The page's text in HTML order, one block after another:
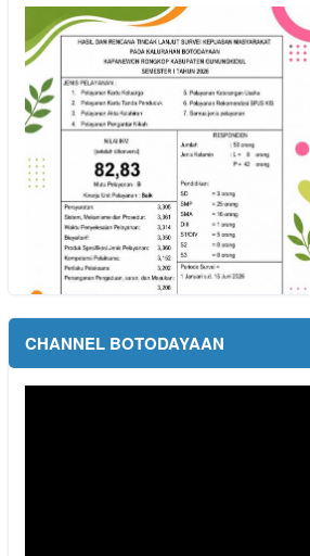
12 Oktober 2025 00:21:47 WIB
Dodo.h
Mudah dan terpercaya...baca selengkapnya
19 September 2025 22:38:42 WIB
YUNI
Cek Indonesia sehat... baca selengkapnya
16 September 2025 10:52:11 WIB
SIDA Today
datang ke puskesmas setempat kak...
CHANNEL BOTODAYAAN